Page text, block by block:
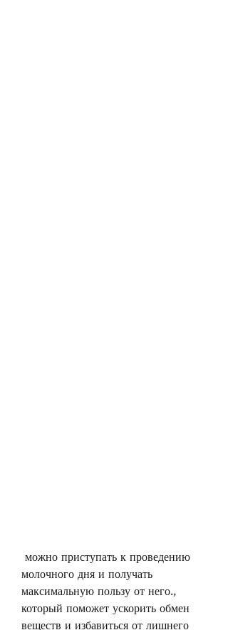
молочного дня и получать
максимальную пользу от него.,
который поможет ускорить обмен
веществ и избавиться от лишнего